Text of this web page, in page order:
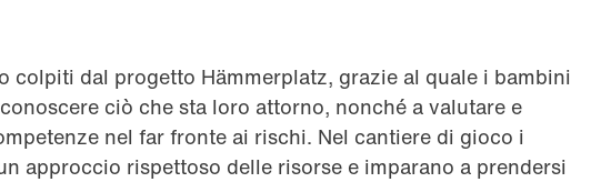
colpiti dal progetto Hämmerplatz, grazie al quale i bambini
ciò che sta loro attorno, nonché a valutare e
nel far fronte ai rischi. Nel cantiere di gioco i
approccio rispettoso delle risorse e imparano a prendersi